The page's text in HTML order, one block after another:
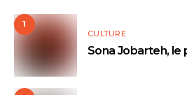
1
CULTURE
Sona Jobarteh, le